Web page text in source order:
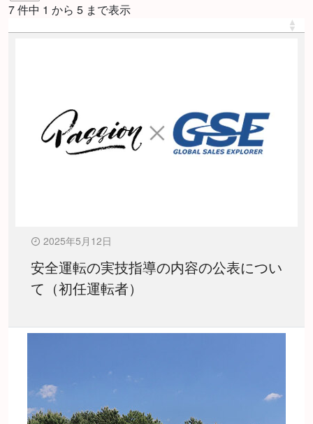
7 件中 1 から 5 まで表示
2025年5月12日
安全運転の実技指導の内容の公表につい
て（初任運転者）